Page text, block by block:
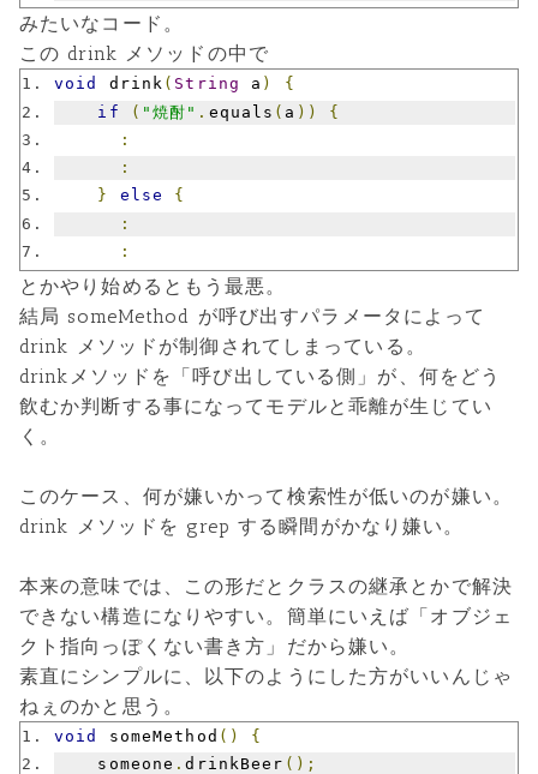
みたいなコード。
この drink メソッドの中で
void drink ( String a )
{
if
( "焼酎" . equals ( a ))
{
:
:
}
else
{
:
:
とかやり始めるともう最悪。
結局 someMethod が呼び出すパラメータによって
drink メソッドが制御されてしまっている。
drinkメソッドを「呼び出している側」が、何をどう
飲むか判断する事になってモデルと乖離が生じてい
く。
このケース、何が嫌いかって検索性が低いのが嫌い。
drink メソッドを grep する瞬間がかなり嫌い。
本来の意味では、この形だとクラスの継承とかで解決
できない構造になりやすい。簡単にいえば「オブジェ
クト指向っぽくない書き方」だから嫌い。
素直にシンプルに、以下のようにした方がいいんじゃ
ねぇのかと思う。
void someMethod ()
{
    someone
.drinkBeer ();